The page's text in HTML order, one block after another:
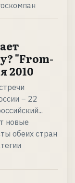
"From-
2010
– 22
новые
обеих стран